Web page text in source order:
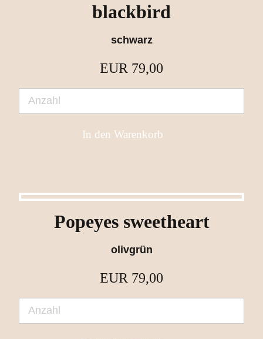
blackbird
schwarz
EUR 79,00
Popeyes sweetheart
olivgrün
EUR 79,00